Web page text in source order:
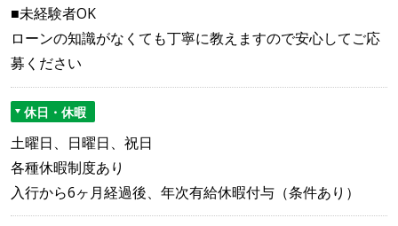
■未経験者OK
ローンの知識がなくても丁寧に教えますので安心してご応
募ください
休日・休暇
土曜日、日曜日、祝日
各種休暇制度あり
入行から6ヶ月経過後、年次有給休暇付与（条件あり）